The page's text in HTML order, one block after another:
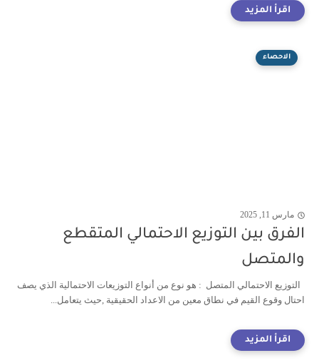
الاحصاء
مارس 11, 2025
الفرق بين التوزيع الاحتمالي المتقطع
والمتصل
التوزيع الاحتمالي المتصل : هو نوع من أنواع التوزيعات الاحتمالية الذي يصف
احتال وقوع القيم في نطاق معين من الاعداد الحقيقية ,حيث يتعامل...